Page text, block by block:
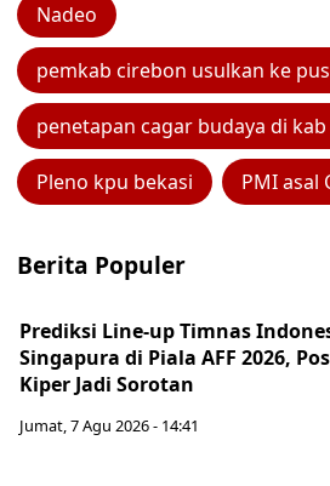
Nadeo
pemkab cirebon usulkan ke
penetapan cagar budaya di
Pleno kpu bekasi PMI asal
Berita Populer
Prediksi Line-up Timnas
Singapura di Piala AFF 2026,
Kiper Jadi Sorotan
Jumat, 7 Agu 2026 - 14:41